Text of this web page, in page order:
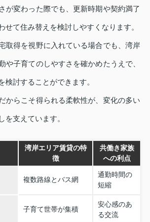
が変わった際でも、更新時期や契約満了
せて住み替えを検討しやすくなります。
取得を視野に入れている場合でも、湾岸
や子育てのしやすさを確かめたうえで、
検討することができます。
からこそ得られる柔軟性が、変化の多い
を支えています。
湾岸エリア賃貸の特
徴
共働き家族
への利点
複数路線とバス網
通勤時間の
短縮
子育て世帯が集積
安心感のあ
る交流